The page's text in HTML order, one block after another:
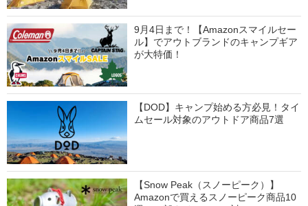
9月4日まで！【Amazonスマイルセー
ル】でアウトブランドのキャンプギア
が大特価！
【DOD】キャンプ始める方必見！タイ
ムセール対象のアウトドア商品7選
【Snow Peak（スノーピーク）】
Amazonで買えるスノーピーク商品10